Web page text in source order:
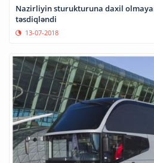
Nazirliyin sturukturuna daxil
təsdiqləndi
13-07-2018